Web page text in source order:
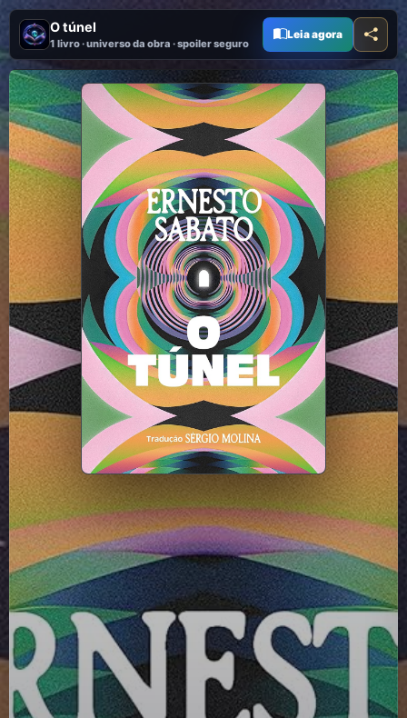
O túnel
1 livro · universo da obra · spoiler seguro
Leia agora